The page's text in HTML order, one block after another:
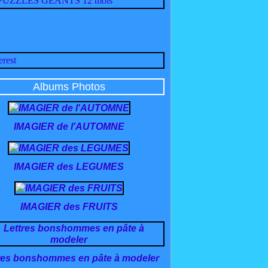
Albums Photos
IMAGIER de l'AUTOMNE
IMAGIER des LEGUMES
IMAGIER des FRUITS
bonshommes en pâte à modeler